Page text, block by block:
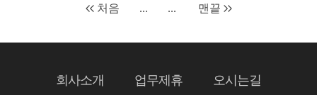
처음 ... ... 맨끝
회사소개 업무제휴 오시는길